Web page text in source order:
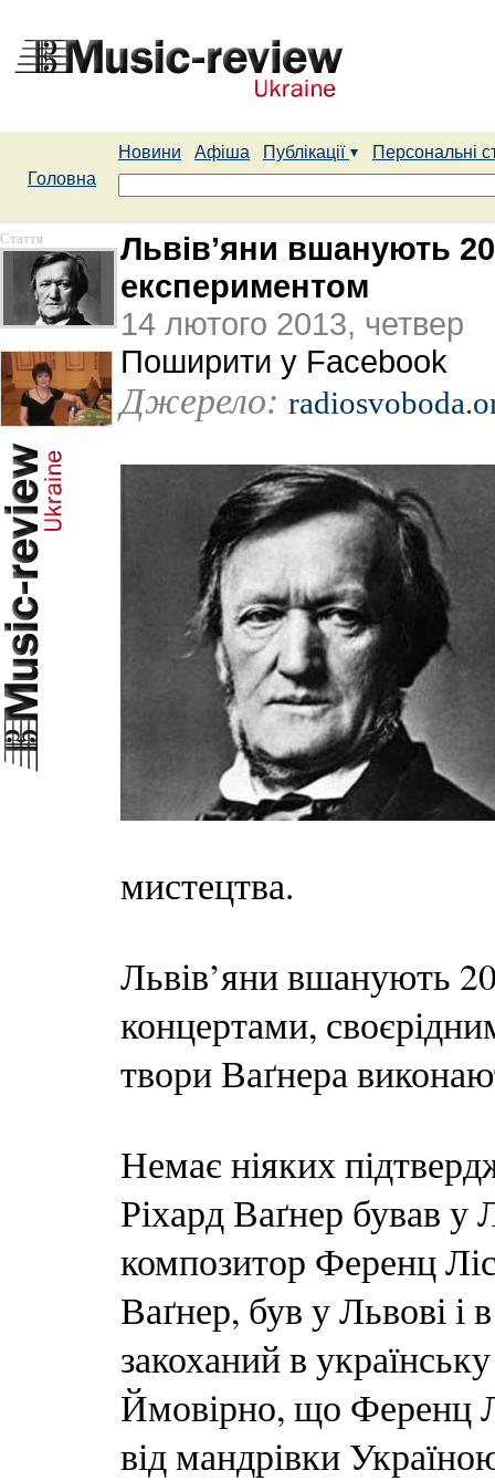
Новини Афіша Публікації
Персональні
Головна
Стаття
Львів’яни вшанують
експериментом
14 лютого 2013, четвер
Поширити у Facebook
Джерело:
мистецтва.
Львів’яни вшанують
концертами,
твори Ваґнера
Немає ніяких
Ріхард Ваґнер бував у
композитор Ференц
Ваґнер, був у Львові
закоханий в
Ймовірно, що Ференц
від мандрівки